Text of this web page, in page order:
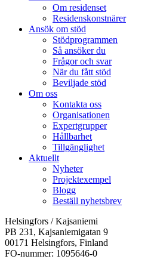
Om residenset
Residenskonstnärer
Ansök om stöd
Stödprogrammen
Så ansöker du
Frågor och svar
När du fått stöd
Beviljade stöd
Om oss
Kontakta oss
Organisationen
Expertgrupper
Hållbarhet
Tillgänglighet
Aktuellt
Nyheter
Projektexempel
Blogg
Beställ nyhetsbrev
Helsingfors / Kajsaniemi
PB 231, Kajsaniemigatan 9
00171 Helsingfors, Finland
FO-nummer: 1095646-0